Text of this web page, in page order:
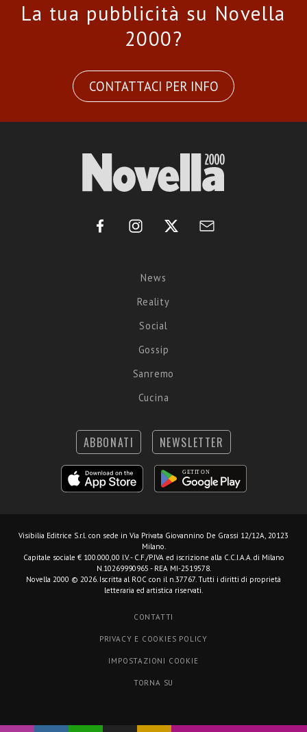
La tua pubblicità su Novella
2000?
CONTATTACI PER INFO
News
Reality
Social
Gossip
Sanremo
Cucina
ABBONATI NEWSLETTER
Visibilia Editrice S.r.l. con sede in Via Privata Giovannino De Grassi 12/12A, 20123
Milano.
Capitale sociale € 100.000,00 I.V. - C.F./P.IVA ed iscrizione alla C.C.I.A.A. di Milano
N.10269990965 - REA MI-2519578.
Novella 2000 © 2026. Iscritta al ROC con il n.37767. Tutti i diritti di proprietà
letteraria ed artistica riservati.
CONTATTI
PRIVACY E COOKIES POLICY
IMPOSTAZIONI COOKIE
TORNA SU